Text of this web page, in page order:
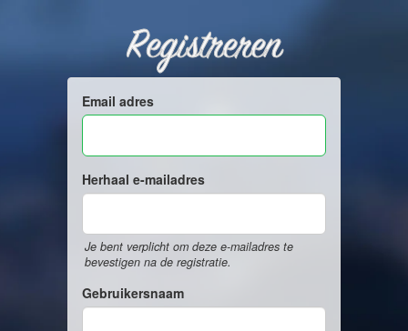
Registreren
Email adres
Herhaal e-mailadres
Je bent verplicht om deze e-mailadres te
bevestigen na de registratie.
Gebruikersnaam